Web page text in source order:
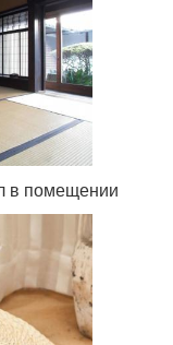
в помещении